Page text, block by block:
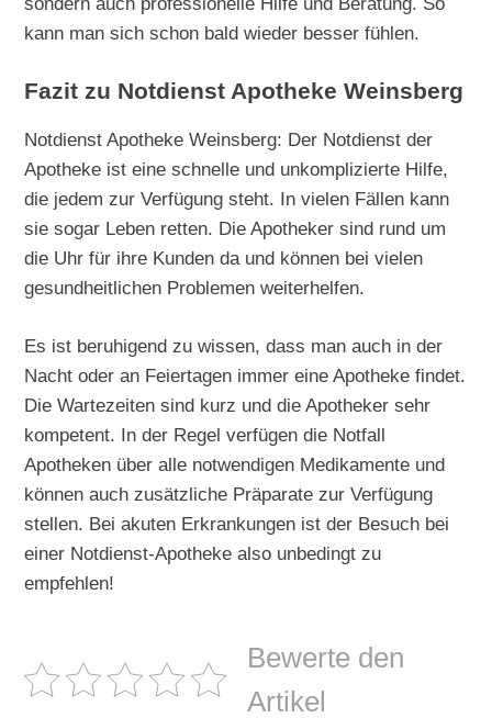
kann man sich schon bald wieder besser fühlen.
Fazit zu Notdienst Apotheke Weinsberg
Notdienst Apotheke Weinsberg: Der Notdienst der
Apotheke ist eine schnelle und unkomplizierte Hilfe,
die jedem zur Verfügung steht. In vielen Fällen kann
sie sogar Leben retten. Die Apotheker sind rund um
die Uhr für ihre Kunden da und können bei vielen
gesundheitlichen Problemen weiterhelfen.
Es ist beruhigend zu wissen, dass man auch in der
Nacht oder an Feiertagen immer eine Apotheke findet.
Die Wartezeiten sind kurz und die Apotheker sehr
kompetent. In der Regel verfügen die Notfall
Apotheken über alle notwendigen Medikamente und
können auch zusätzliche Präparate zur Verfügung
stellen. Bei akuten Erkrankungen ist der Besuch bei
einer Notdienst-Apotheke also unbedingt zu
empfehlen!
Bewerte den
Artikel